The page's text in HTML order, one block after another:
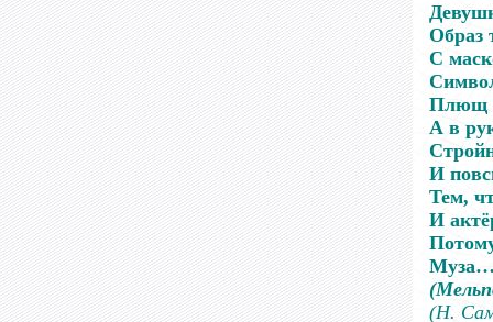
Образ
С
Плющ
А в
И
Тем,
И
(Н.